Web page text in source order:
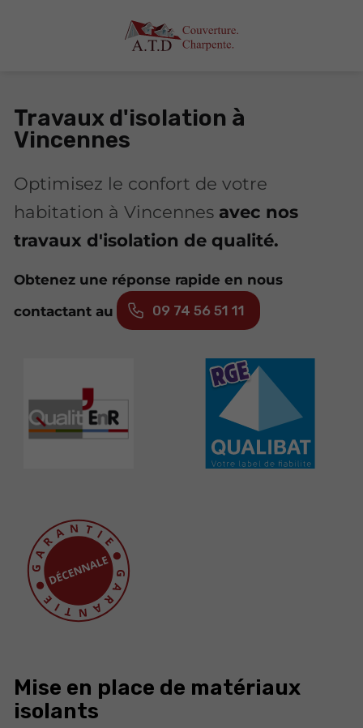
Travaux d'isolation à
Vincennes
Optimisez le confort de votre
habitation à Vincennes avec nos
travaux d'isolation de qualité.
Obtenez une réponse rapide en nous
contactant au
09 74 56 51 11
Mise en place de matériaux
isolants